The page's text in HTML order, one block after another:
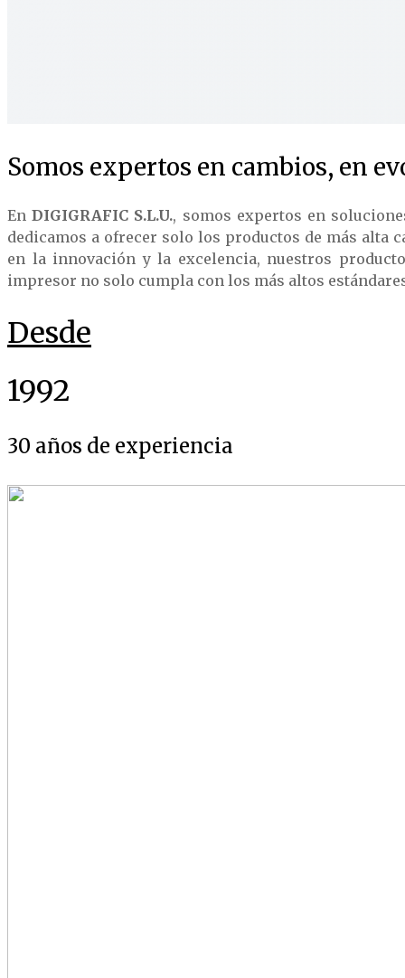
Somos expertos en cambios, en
EnDIGIGRAFIC S.L.U., somos expertos en
dedicamos a ofrecer solo los productos de más alta
en la innovación y la excelencia, nuestros
impresor no solo cumpla con los más altos
Desde
1992
30 años de experiencia